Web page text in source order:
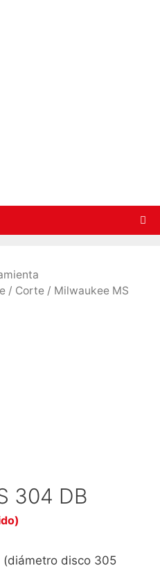
/ Corte / Milwaukee MS
304 DB
(diámetro disco 305